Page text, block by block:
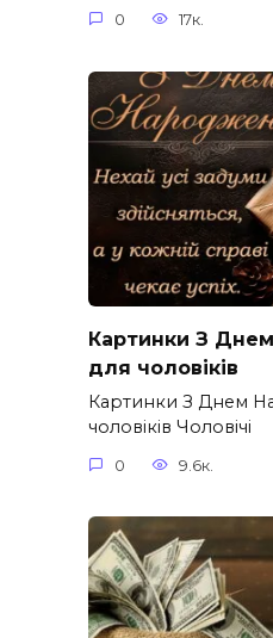
0 17к.
Картинки З
для чоловіків​
Картинки З Днем
чоловіків​ Чоловічі
0 9.6к.